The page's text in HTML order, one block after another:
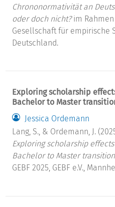
Chrononormativität an
oder doch nicht?im Rahmen
Gesellschaft für empirische
Deutschland.
Exploring scholarship
Bachelor to Master
Jessica Ordemann
Lang, S., & Ordemann, J.
Exploring scholarship
Bachelor to Master
GEBF 2025, GEBF e.V.,